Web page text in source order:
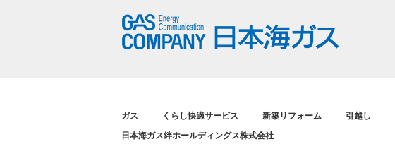
ガス くらし快適サービス 新築リフォーム 引越し
日本海ガス絆ホールディングス株式会社